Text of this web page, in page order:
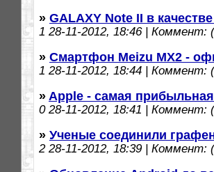
» GALAXY Note II в
1 28-11-2012, 18:46 | Коммент:
» Смартфон Meizu MX2 -
1 28-11-2012, 18:44 | Коммент:
» Apple - самая
028-11-2012, 18:41 | Коммент:
» Ученые соединили
228-11-2012, 18:39 | Коммент: